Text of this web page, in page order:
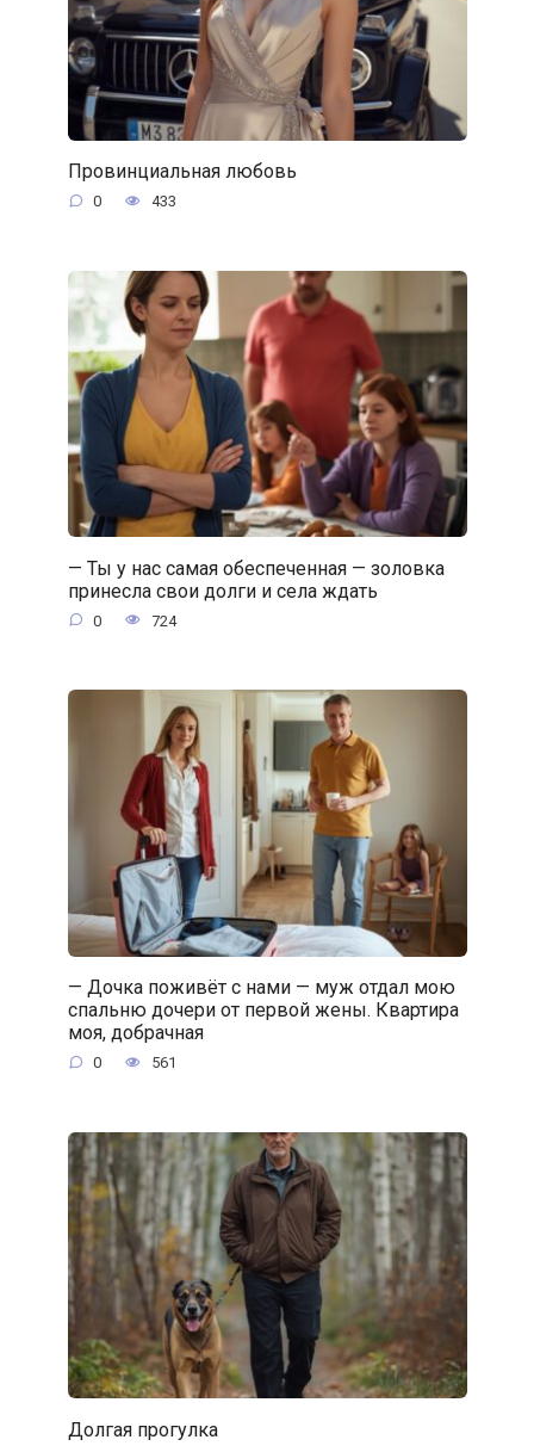
Провинциальная любовь
0 433
— Ты у нас самая обеспеченная — золовка
принесла свои долги и села ждать
0 724
— Дочка поживёт с нами — муж отдал мою
спальню дочери от первой жены. Квартира
моя, добрачная
0 561
Долгая прогулка